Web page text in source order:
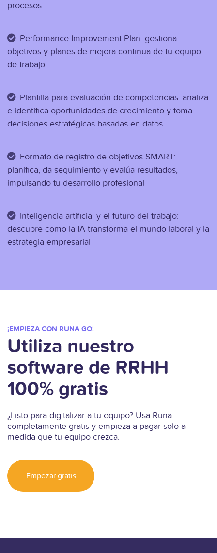
procesos
Performance Improvement Plan: gestiona
objetivos y planes de mejora continua de tu equipo
de trabajo
Plantilla para evaluación de competencias: analiza
e identifica oportunidades de crecimiento y toma
decisiones estratégicas basadas en datos
Formato de registro de objetivos SMART:
planifica, da seguimiento y evalúa resultados,
impulsando tu desarrollo profesional
Inteligencia artificial y el futuro del trabajo:
descubre como la IA transforma el mundo laboral y la
estrategia empresarial
¡EMPIEZA CON RUNA GO!
Utiliza nuestro
software de RRHH
100% gratis
¿Listo para digitalizar a tu equipo? Usa Runa
completamente gratis y empieza a pagar solo a
medida que tu equipo crezca.
Empezar gratis